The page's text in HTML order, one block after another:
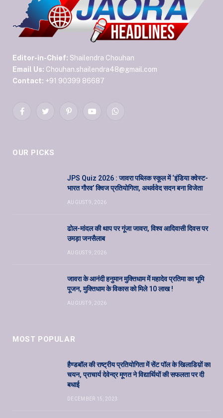
Editor-in-Chief: Shailendra Chouhan
Email Us: Chouhan.shailendra48@gmail.com
Contact: +91 90399 86687
FacebookTwitterPinterestYouTubeWhatsApp
OUR PICKS
JPS Quiz 2026 : जावरा पब्लिक स्कूल में ‘इंडिया क्वेस्ट-
भारत गौरव’ क्विज प्रतियोगिता, अथर्ववेद सदन बना विजेता
AUGUST 9, 2026
ढोल-मांदल की थाप पर गूंजा जावरा, विश्व आदिवासी दिवस पर
उमड़ा जनसैलाब
AUGUST 9, 2026
जावरा के आनंदी हनुमान मुक्तिधाम में महादेव प्रतिमा का भूमि
पूजन, मुक्तिधाम के विकास को मिले 10 लाख !
AUGUST 9, 2026
MOST POPULAR
हैण्डबॉल की राष्ट्रीय प्रतियोगिता में सेंट पॉल के खिलाडिय़ों का
चयन, प्राचार्य देवेन्द्र मूणत ने विद्यार्थियों की सफलता पर दी
बधाई
DECEMBER 15, 2023